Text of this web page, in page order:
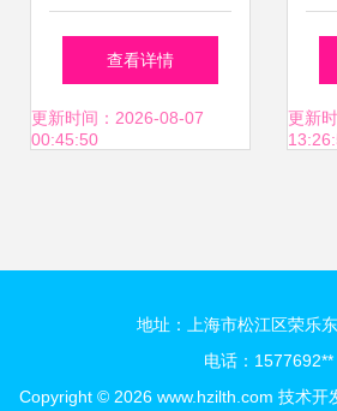
领域的颠覆性力量
与技术咨询的关键
查看详情
更新时间：2026-08-07
00:45:50
更新
地址：上海市松江区荣乐
电话：1577692**
Copyright © 2026 www.hzilth.com 技术开